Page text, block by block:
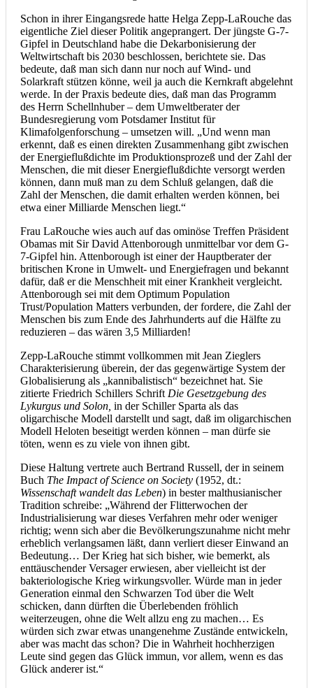
Schon in ihrer Eingangsrede hatte Helga Zepp-LaRouche das
eigentliche Ziel dieser Politik angeprangert. Der jüngste G-7-
Gipfel in Deutschland habe die Dekarbonisierung der
Weltwirtschaft bis 2030 beschlossen, berichtete sie. Das
bedeute, daß man sich dann nur noch auf Wind- und
Solarkraft stützen könne, weil ja auch die Kernkraft abgelehnt
werde. In der Praxis bedeute dies, daß man das Programm
des Herrn Schellnhuber – dem Umweltberater der
Bundesregierung vom Potsdamer Institut für
Klimafolgenforschung – umsetzen will. „Und wenn man
erkennt, daß es einen direkten Zusammenhang gibt zwischen
der Energieflußdichte im Produktionsprozeß und der Zahl der
Menschen, die mit dieser Energieflußdichte versorgt werden
können, dann muß man zu dem Schluß gelangen, daß die
Zahl der Menschen, die damit erhalten werden können, bei
etwa einer Milliarde Menschen liegt.“
Frau LaRouche wies auch auf das ominöse Treffen Präsident
Obamas mit Sir David Attenborough unmittelbar vor dem G-
7-Gipfel hin. Attenborough ist einer der Hauptberater der
britischen Krone in Umwelt- und Energiefragen und bekannt
dafür, daß er die Menschheit mit einer Krankheit vergleicht.
Attenborough sei mit dem Optimum Population
Trust/Population Matters verbunden, der fordere, die Zahl der
Menschen bis zum Ende des Jahrhunderts auf die Hälfte zu
reduzieren – das wären 3,5 Milliarden!
Zepp-LaRouche stimmt vollkommen mit Jean Zieglers
Charakterisierung überein, der das gegenwärtige System der
Globalisierung als „kannibalistisch“ bezeichnet hat. Sie
zitierte Friedrich Schillers SchriftDie Gesetzgebung des
Lykurgus und Solon, in der Schiller Sparta als das
oligarchische Modell darstellt und sagt, daß im oligarchischen
Modell Heloten beseitigt werden können – man dürfe sie
töten, wenn es zu viele von ihnen gibt.
Diese Haltung vertrete auch Bertrand Russell, der in seinem
Buch The Impact of Science on Society (1952, dt.:
Wissenschaft wandelt das Leben) in bester malthusianischer
Tradition schreibe: „Während der Flitterwochen der
Industrialisierung war dieses Verfahren mehr oder weniger
richtig; wenn sich aber die Bevölkerungszunahme nicht mehr
erheblich verlangsamen läßt, dann verliert dieser Einwand an
Bedeutung… Der Krieg hat sich bisher, wie bemerkt, als
enttäuschender Versager erwiesen, aber vielleicht ist der
bakteriologische Krieg wirkungsvoller. Würde man in jeder
Generation einmal den Schwarzen Tod über die Welt
schicken, dann dürften die Überlebenden fröhlich
weiterzeugen, ohne die Welt allzu eng zu machen… Es
würden sich zwar etwas unangenehme Zustände entwickeln,
aber was macht das schon? Die in Wahrheit hochherzigen
Leute sind gegen das Glück immun, vor allem, wenn es das
Glück anderer ist.“